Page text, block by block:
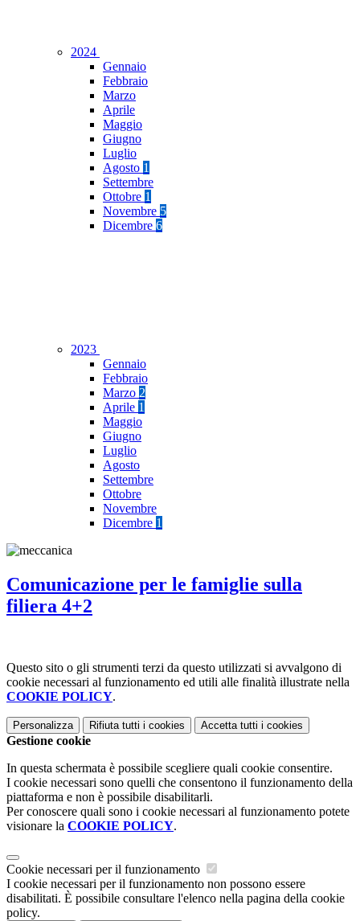
2024
Gennaio
Febbraio
Marzo
Aprile
Maggio
Giugno
Luglio
Agosto 1
Settembre
Ottobre 1
Novembre 5
Dicembre 6
2023
Gennaio
Febbraio
Marzo 2
Aprile 1
Maggio
Giugno
Luglio
Agosto
Settembre
Ottobre
Novembre
Dicembre 1
Comunicazione per le famiglie sulla
filiera 4+2
Questo sito o gli strumenti terzi da questo utilizzati si avvalgono di
cookie necessari al funzionamento ed utili alle finalità illustrate nella
COOKIE POLICY.
Personalizza Rifiuta tutti i cookies Accetta tutti i cookies
Gestione cookie
In questa schermata è possibile scegliere quali cookie consentire.
I cookie necessari sono quelli che consentono il funzionamento della
piattaforma e non è possibile disabilitarli.
Per conoscere quali sono i cookie necessari al funzionamento potete
visionare la COOKIE POLICY.
Cookie necessari per il funzionamento
I cookie necessari per il funzionamento non possono essere
disabilitati. È possibile consultare l'elenco nella pagina della cookie
policy.